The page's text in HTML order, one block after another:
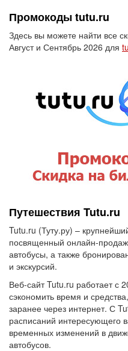
Промокоды tutu.ru
Здесь вы можете найти все
Август и Сентябрь 2026 для
Путешествия Tutu.ru
Tutu.ru (Туту.ру) –
посвященный онлайн-
автобусы, а также
и экскурсий.
Веб-сайт Tutu.ru работает с
сэкономить время и
заранее через интернет. С
расписаний интересующего
временных изменений в
автобусов.